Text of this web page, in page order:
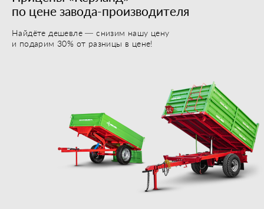
по цене завода-производителя
Найдёте дешевле — снизим нашу цену
и подарим 30% от разницы в цене!